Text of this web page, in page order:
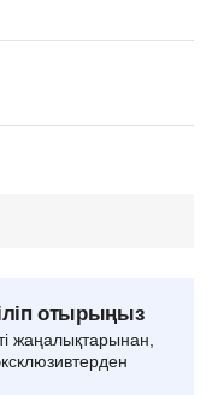
отырыңыз
жаңалықтарынан,